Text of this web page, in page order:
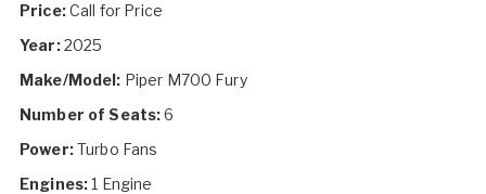
Price:Call for Price
Year:2025
Make/Model: Piper M700 Fury
Number of Seats:6
Power:Turbo Fans
Engines:1 Engine